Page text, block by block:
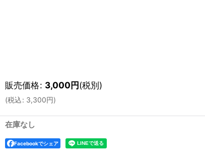
販売価格: 3,000円(税別)
(税込: 3,300円)
在庫なし
Facebookでシェア